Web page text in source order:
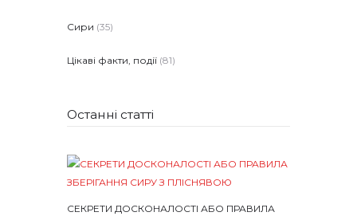
Сири (35)
Цікаві факти, події (81)
Останні статті
СЕКРЕТИ ДОСКОНАЛОСТІ АБО ПРАВИЛА